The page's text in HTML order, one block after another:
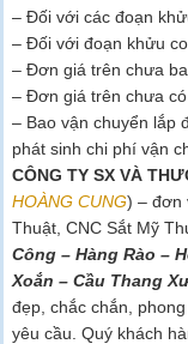
– Đối với các đoạn
– Đối với đoạn khửu
– Đơn giá trên chưa
– Đơn giá trên chưa có
– Bao vận chuyển lắp
phát sinh chi phí vận
CÔNG TY SX VÀ
HOÀNG CUNG) – đơn
Thuật, CNC Sắt Mỹ
Công – Hàng Rào –
Xoắn – Cầu Thang
đẹp, chắc chắn,
yêu cầu. Quý khách